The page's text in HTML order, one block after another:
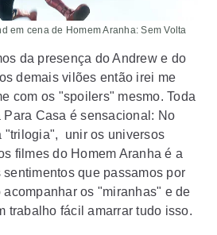
em cena de Homem Aranha: Sem Volta
da presença do Andrew e do
demais vilões então irei me
com os "spoilers" mesmo. Toda
Para Casa é sensacional: No
"trilogia", unir os universos
filmes do Homem Aranha é a
que passamos por
os "miranhas" e de
trabalho fácil amarrar tudo isso.